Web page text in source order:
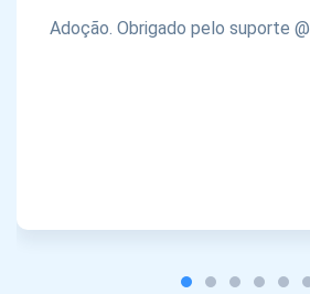
Adoção. Obrigado pelo suporte